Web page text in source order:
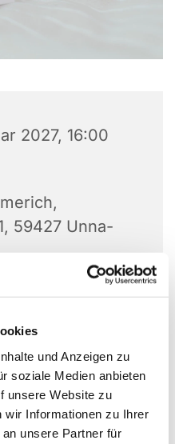
und Anzeigen zu
soziale Medien anbieten
unsere Website zu
wir Informationen zu Ihrer
unsere Partner für
2027, 16:00
59427 Unna-